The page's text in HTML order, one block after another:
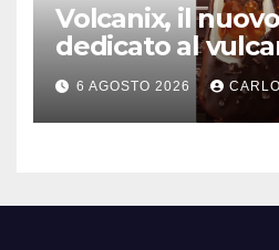
Volcanix, il
dedicato al
è nato a Caivano
6 AGOSTO 2026